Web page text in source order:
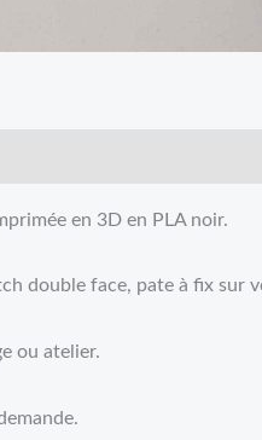
en 3D en PLA noir.
double face, pate à fix sur
ou atelier.